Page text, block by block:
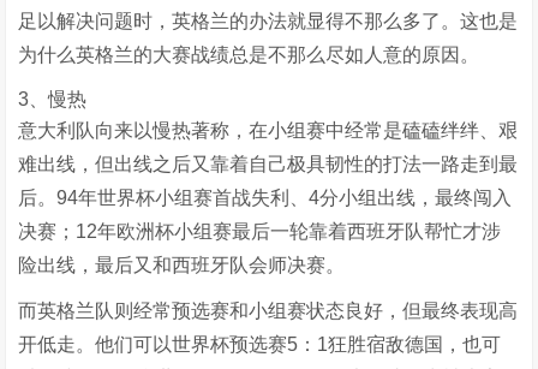
足以解决问题时，英格兰的办法就显得不那么多了。这也是
为什么英格兰的大赛战绩总是不那么尽如人意的原因。
3、慢热
意大利队向来以慢热著称，在小组赛中经常是磕磕绊绊、艰
难出线，但出线之后又靠着自己极具韧性的打法一路走到最
后。94年世界杯小组赛首战失利、4分小组出线，最终闯入
决赛；12年欧洲杯小组赛最后一轮靠着西班牙队帮忙才涉
险出线，最后又和西班牙队会师决赛。
而英格兰队则经常预选赛和小组赛状态良好，但最终表现高
开低走。他们可以世界杯预选赛5：1狂胜宿敌德国，也可